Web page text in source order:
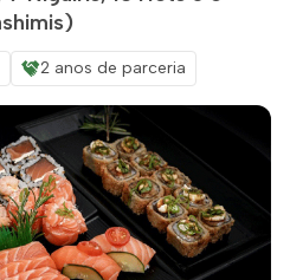
2 anos de parceria